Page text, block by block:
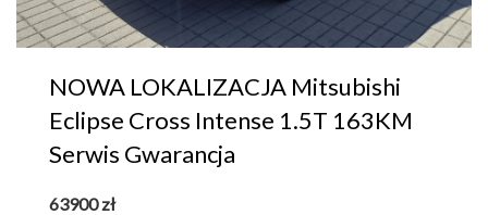
NOWA LOKALIZACJA Mitsubishi
Eclipse Cross Intense 1.5T 163KM
Serwis Gwarancja
63900zł